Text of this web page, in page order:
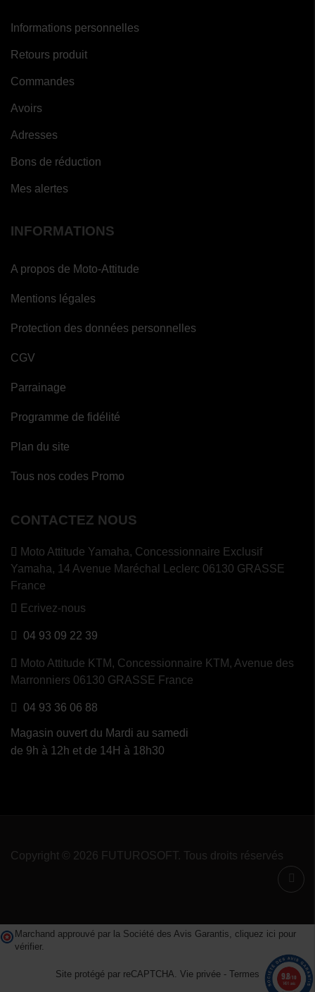
Informations personnelles
Retours produit
Commandes
Avoirs
Adresses
Bons de réduction
Mes alertes
INFORMATIONS
A propos de Moto-Attitude
Mentions légales
Protection des données personnelles
CGV
Parrainage
Programme de fidélité
Plan du site
Tous nos codes Promo
CONTACTEZ NOUS
Moto Attitude Yamaha, Concessionnaire Exclusif
Yamaha, 14 Avenue Maréchal Leclerc 06130 GRASSE
France
Ecrivez-nous
04 93 09 22 39
Moto Attitude KTM, Concessionnaire KTM, Avenue des
Marronniers 06130 GRASSE France
04 93 36 06 88
Magasin ouvert du Mardi au samedi
de 9h à 12h et de 14H à 18h30
Copyright © 2026 FUTUROSOFT. Tous droits réservés
Marchand approuvé par la Société des Avis Garantis, cliquez ici pour
vérifier.
Site protégé par reCAPTCHA. Vie privée - Termes 9.8/10
1491 avis